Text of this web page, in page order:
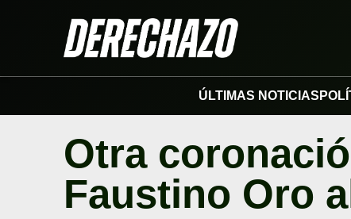
ÚLTIMAS NOTICIAS
Otra
Faustino Oro